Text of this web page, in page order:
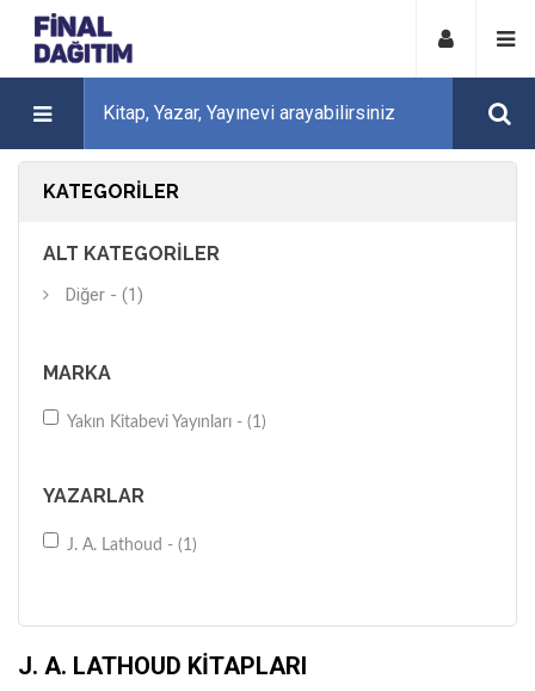
KATEGORILER
ALT KATEGORILER
Diğer - (1)
MARKA
Yakın Kitabevi Yayınları - (1)
YAZARLAR
J. A. Lathoud - (1)
J. A. LATHOUD KITAPLARI